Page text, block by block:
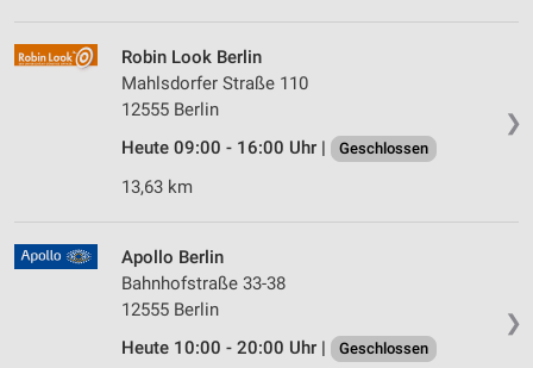
❯
Robin Look Berlin
Mahlsdorfer Straße 110
12555 Berlin
Heute 09:00 - 16:00 Uhr |
Geschlossen
13,63 km
❯
Apollo Berlin
Bahnhofstraße 33-38
12555 Berlin
Heute 10:00 - 20:00 Uhr |
Geschlossen